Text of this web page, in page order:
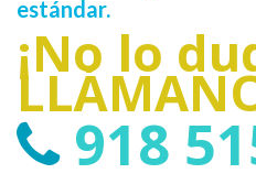
estándar.
¡No lo
918